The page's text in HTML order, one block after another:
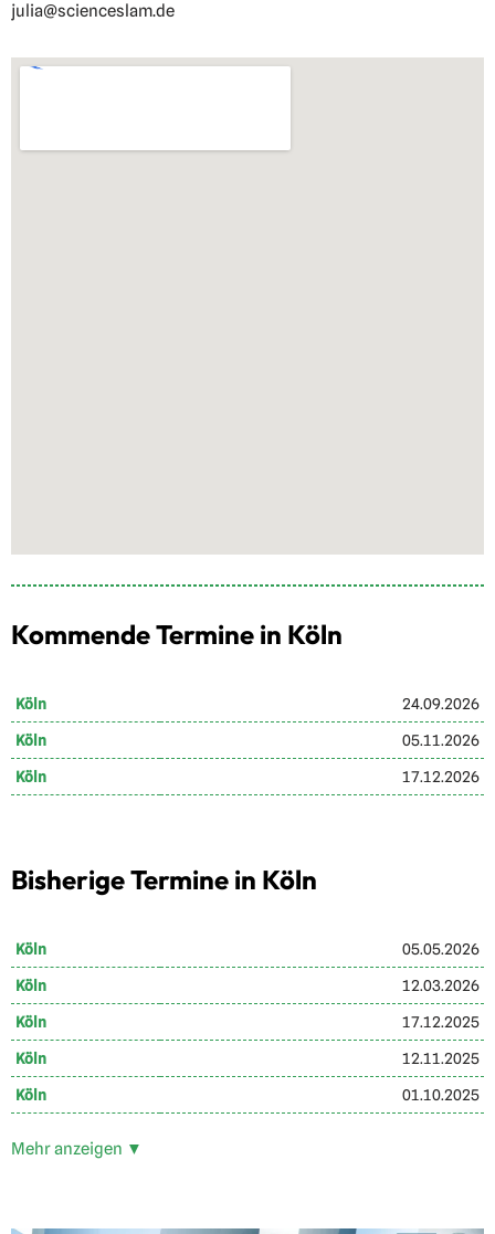
julia@scienceslam.de
Kommende Termine in Köln
Köln 24.09.2026
Köln 05.11.2026
Köln 17.12.2026
Bisherige Termine in Köln
Köln 05.05.2026
Köln 12.03.2026
Köln 17.12.2025
Köln 12.11.2025
Köln 01.10.2025
Mehr anzeigen ▼